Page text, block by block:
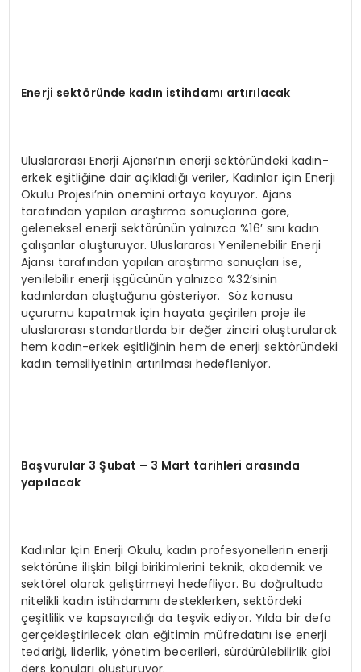
Enerji sektöründe kadın istihdamı artırılacak
Uluslararası Enerji Ajansı’nın enerji sektöründeki kadın-
erkek eşitliğine dair açıkladığı veriler, Kadınlar için Enerji
Okulu Projesi’nin önemini ortaya koyuyor. Ajans
tarafından yapılan araştırma sonuçlarına göre,
geleneksel enerji sektörünün yalnızca %16′ sını kadın
çalışanlar oluşturuyor. Uluslararası Yenilenebilir Enerji
Ajansı tarafından yapılan araştırma sonuçları ise,
yenilebilir enerji işgücünün yalnızca %32’sinin
kadınlardan oluştuğunu gösteriyor. Söz konusu
uçurumu kapatmak için hayata geçirilen proje ile
uluslararası standartlarda bir değer zinciri oluşturularak
hem kadın-erkek eşitliğinin hem de enerji sektöründeki
kadın temsiliyetinin artırılması hedefleniyor.
Başvurular 3 Şubat – 3 Mart tarihleri arasında
yapılacak
Kadınlar İçin Enerji Okulu, kadın profesyonellerin enerji
sektörüne ilişkin bilgi birikimlerini teknik, akademik ve
sektörel olarak geliştirmeyi hedefliyor. Bu doğrultuda
nitelikli kadın istihdamını desteklerken, sektördeki
çeşitlilik ve kapsayıcılığı da teşvik ediyor. Yılda bir defa
gerçekleştirilecek olan eğitimin müfredatını ise enerji
tedariği, liderlik, yönetim becerileri, sürdürülebilirlik gibi
ders konuları oluşturuyor.